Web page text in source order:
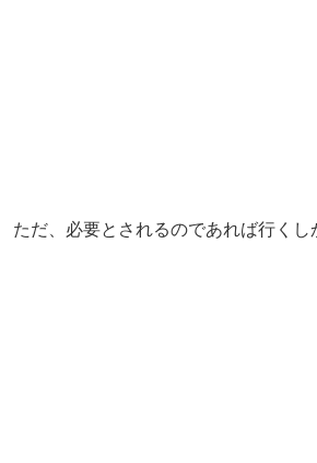
ただ、必要とされるのであれば行くし